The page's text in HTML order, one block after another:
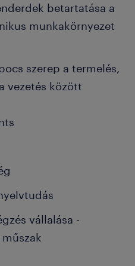
betartatása a
munkakörnyezet
szerep a termelés,
vezetés között
vállalása -